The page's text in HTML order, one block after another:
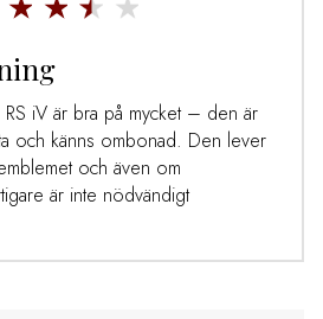
iV är bra på mycket – den är
och känns ombonad. Den lever
och även om
är inte nödvändigt